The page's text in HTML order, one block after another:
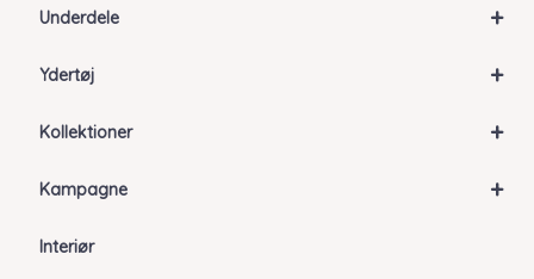
+
Underdele
+
Ydertøj
+
Kollektioner
+
Kampagne
Interiør